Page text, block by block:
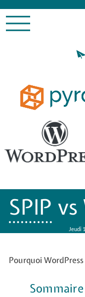
SPIP vs
Jeudi
Pourquoi
Sommaire